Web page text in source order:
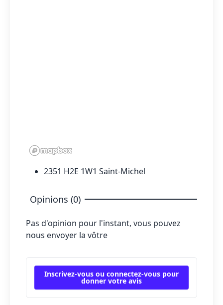
2351 H2E 1W1 Saint-Michel
Opinions (0)
Pas d'opinion pour l'instant, vous pouvez
nous envoyer la vôtre
Inscrivez-vous ou connectez-vous pour
donner votre avis